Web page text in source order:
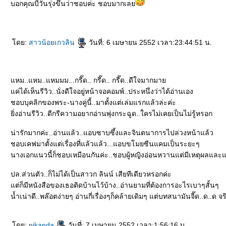
บอกคุณบีวันรุ่งขึ้นว่าชอบค่ะ ชอบมากเล
ดย: สาวน้อยเกวลิน วันที่: 6 เมษายน 2552 เวลา:23:44:51 น.
หม..แหม..แหมมม...กรี๊ด.. กรี๊ด.. กรี๊ด..ดีใจมากมา
ค่ได้เห็นรีวิว..นั่งดีใจอยู่หน้าจอคอมพ์..ประหนึ่งว่าได้อ่านเอง
ชอบบุคลิกของพระ-นางคู่นี้..มาตั้งแต่เล่มแรกแล้วล่ะค่ะ
ิ่งอ่านรีวิว..ดีกรีความอยากอ่านพุ่งกระฉูด..ใครไม่เคยเป็นไม่รู้หรอก
น่ารักมากค่ะ..อ่านแล้ว..แอบซาบซึ้งและจินตนาการไปล่วงหน้าแล้ว
ชอบเคฟมาตั้งแต่เรื่องที่แล้วแล้ว...แอบขโมยซีนแคมเป็นระยะๆ
นางเอกแนวนี้ก็ชอบเหมือนกันค่ะ..ชอบผู้หญิงอ่อนหวานแต่มีเหตุผลและ
ปล.ส่วนตัว..ก็ไม่ได้เป็นสาวก ลินน์ เสียทีเดียวหรอกค่ะ
ต่ก็มีหนังสือของเธอติดบ้านไว้บ้าง..อ่านยามที่ต้องการอะไรเบาๆสั้นๆ
น้ำเน่าดี..พล๊อตง่ายๆ อ่านกี่เรื่องๆก็คล้ายเดิมๆ แต่บทสนามันจี๊ด..ด..ด จ